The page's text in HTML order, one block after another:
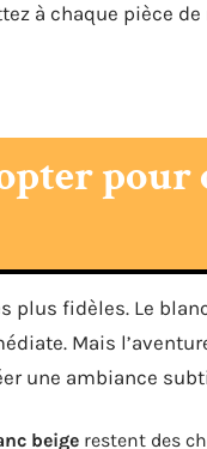
à chaque pièce
plus fidèles. Le
Mais
une ambiance
beige restent des